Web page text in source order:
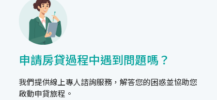
申請房貸過程中遇到問題嗎？
我們提供線上專人諮詢服務，解答您的困惑並協助您
啟動申貸旅程。